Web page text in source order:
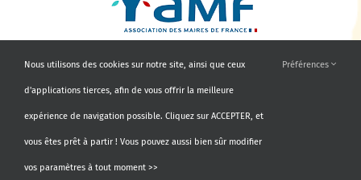
Nous utilisons des cookies sur notre site, ainsi que ceux
d'applications tierces, afin de vous offrir la meilleure
expérience de navigation possible. Cliquez sur ACCEPTER, et
vous êtes prêt à partir ! Vous pouvez aussi bien sûr modifier
vos paramètres à tout moment >>
Préférences